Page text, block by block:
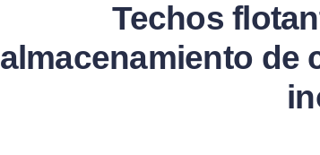
Techos
almacenamiento de